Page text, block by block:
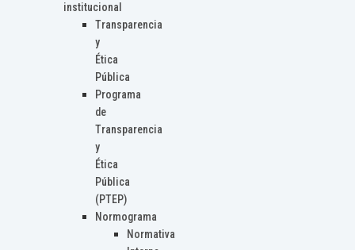
institucional
Transparencia
y
Ética
Pública
Programa
de
Transparencia
y
Ética
Pública
(PTEP)
Normograma
Normativa